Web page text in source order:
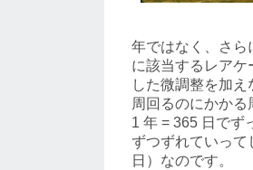
年ではなく、さら
に該当するレア
した微調整を加
周回るのにかか
1 年 = 365 日でず
ずつずれていって
日）なのです。